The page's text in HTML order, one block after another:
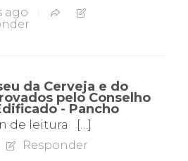
ago
da Cerveja e do
pelo Conselho
- Pancho
de leitura […]
Responder